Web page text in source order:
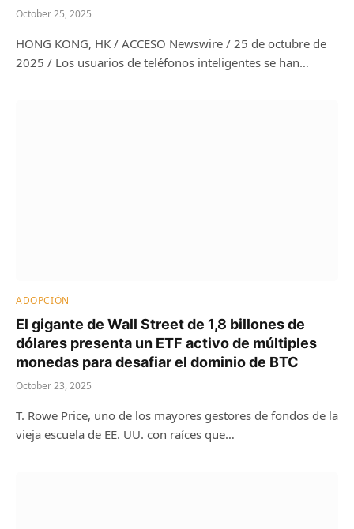
October 25, 2025
HONG KONG, HK / ACCESO Newswire / 25 de octubre de
2025 / Los usuarios de teléfonos inteligentes se han…
ADOPCIÓN
El gigante de Wall Street de 1,8 billones de
dólares presenta un ETF activo de múltiples
monedas para desafiar el dominio de BTC
October 23, 2025
T. Rowe Price, uno de los mayores gestores de fondos de la
vieja escuela de EE. UU. con raíces que…